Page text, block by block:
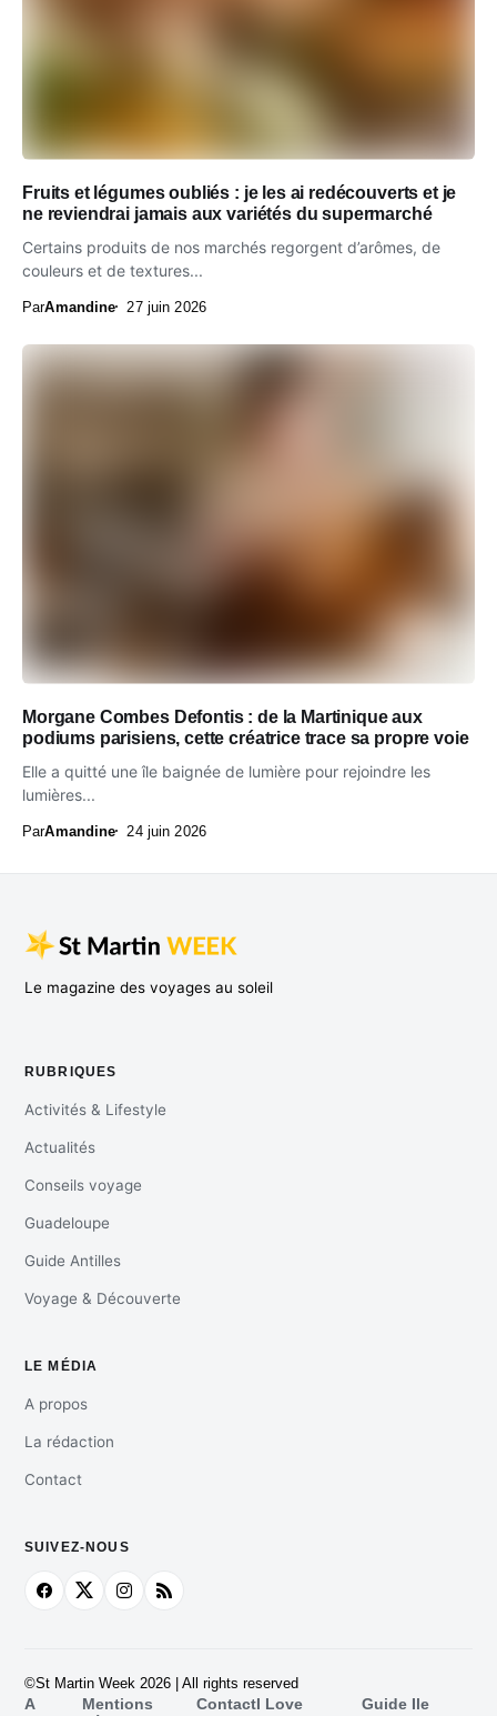
Fruits et légumes oubliés : je les ai redécouverts et je
ne reviendrai jamais aux variétés du supermarché
Certains produits de nos marchés regorgent d’arômes, de
couleurs et de textures...
ParAmandine 27 juin 2026
Morgane Combes Defontis : de la Martinique aux
podiums parisiens, cette créatrice trace sa propre voie
Elle a quitté une île baignée de lumière pour rejoindre les
lumières...
ParAmandine 24 juin 2026
Le magazine des voyages au soleil
RUBRIQUES
Activités & Lifestyle
Actualités
Conseils voyage
Guadeloupe
Guide Antilles
Voyage & Découverte
LE MÉDIA
A propos
La rédaction
Contact
SUIVEZ-NOUS
©St Martin Week 2026 | All rights reserved
A
Mentions
ContactI Love
Guide Ile